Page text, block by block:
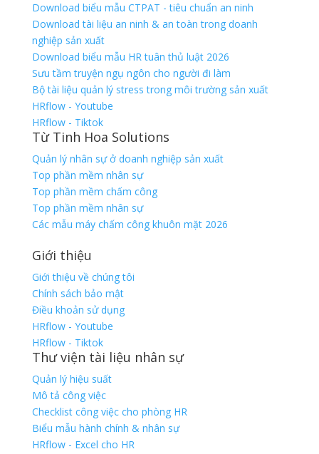
Download biểu mẫu CTPAT - tiêu chuẩn an ninh
Download tài liệu an ninh & an toàn trong doanh
nghiệp sản xuất
Download biểu mẫu HR tuân thủ luật 2026
Sưu tầm truyện ngụ ngôn cho người đi làm
Bộ tài liệu quản lý stress trong môi trường sản xuất
HRflow - Youtube
HRflow - Tiktok
Từ Tinh Hoa Solutions
Quản lý nhân sự ở doanh nghiệp sản xuất
Top phần mềm nhân sự
Top phần mềm chấm công
Top phần mềm nhân sự
Các mẫu máy chấm công khuôn mặt 2026
Giới thiệu
Giới thiệu về chúng tôi
Chính sách bảo mật
Điều khoản sử dụng
HRflow - Youtube
HRflow - Tiktok
Thư viện tài liệu nhân sự
Quản lý hiệu suất
Mô tả công việc
Checklist công việc cho phòng HR
Biểu mẫu hành chính & nhân sự
HRflow - Excel cho HR